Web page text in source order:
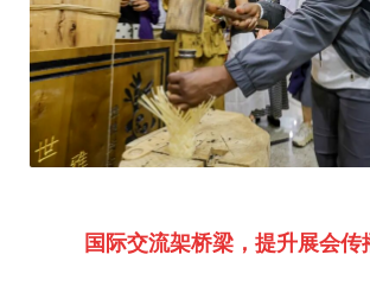
国际交流架桥梁，提升展会传